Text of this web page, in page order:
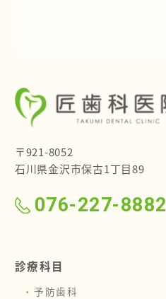
〒921-8052
石川県金沢市保古1丁目89
076-227-8882
診療科目
予防歯科